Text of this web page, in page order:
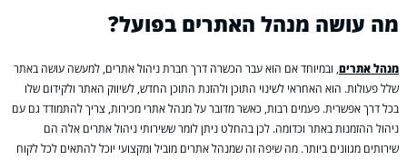
מה עושה מנהל האתרים בפועל?
מנהל אתרים, ובמיוחד אם הוא עבר הכשרה דרך חברת ניהול אתרים, למעשה עושה באתר
שלל פעולות. הוא האחראי לשינוי התוכן ולהזנת התוכן החדש, לשיווק האתר ולקידום שלו
בכל דרך אפשרית. פעמים רבות, כאשר מדובר על מנהל אתרי מכירות, צריך להתמודד גם עם
ניהול ההזמנות באתר וכדומה. לכן בהחלט ניתן לומר ששירותי ניהול אתרים אלה הם
שירותים מגוונים ביותר. מה שיפה זה שמנהל אתרים מוביל ומקצועי יוכל להתאים לכל לקוח